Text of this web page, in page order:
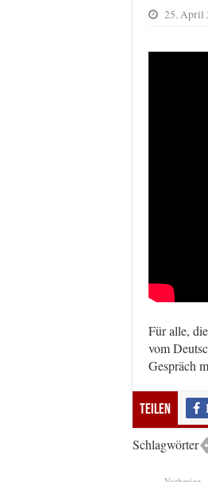
25. April
Für alle,
vom
Gespräch
Teilen
Schlagwörter